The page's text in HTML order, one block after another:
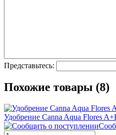
Представьтесь:
Похожие товары (8)
Удобрение Canna Aqua Flores